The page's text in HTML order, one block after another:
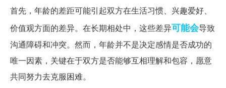
首先，年龄的差距可能引起双方在生活习惯、兴趣爱好、
价值观方面的差异。在长期相处中，这些差异可能会导致
沟通障碍和冲突。然而，年龄并不是决定感情是否成功的
唯一因素，关键在于双方是否能够互相理解和包容，愿意
共同努力去克服困难。